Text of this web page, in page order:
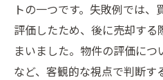
トの一つです。失敗例では
評価したため、後に売却す
まいました。物件の評価に
など、客観的な視点で判断す